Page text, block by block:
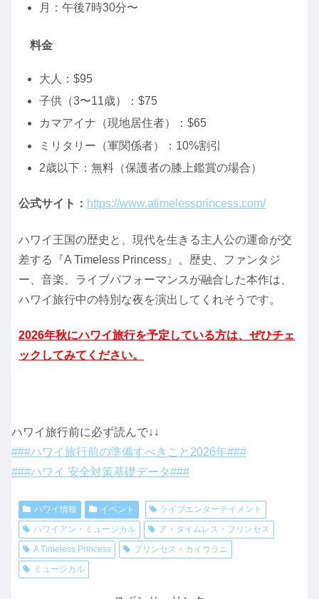
月：午後7時30分〜
料金
大人：$95
子供（3〜11歳）：$75
カマアイナ（現地居住者）：$65
ミリタリー（軍関係者）：10%割引
2歳以下：無料（保護者の膝上鑑賞の場合）
公式サイト： https://www.atimelessprincess.com/
ハワイ王国の歴史と、現代を生きる主人公の運命が交
差する『A Timeless Princess』。歴史、ファンタジ
ー、音楽、ライブパフォーマンスが融合した本作は、
ハワイ旅行中の特別な夜を演出してくれそうです。
2026年秋にハワイ旅行を予定している方は、ぜひチェ
ックしてみてください。
ハワイ旅行前に必ず読んで↓↓
###ハワイ旅行前の準備すべきこと2026年###
###ハワイ 安全対策基礎データ###
ハワイ情報 イベント
ライブエンターテイメント
ハワイアン・ミュージカル
ア・タイムレス・プリンセス
A Timeless Princess
プリンセス・カイウラニ
ミュージカル